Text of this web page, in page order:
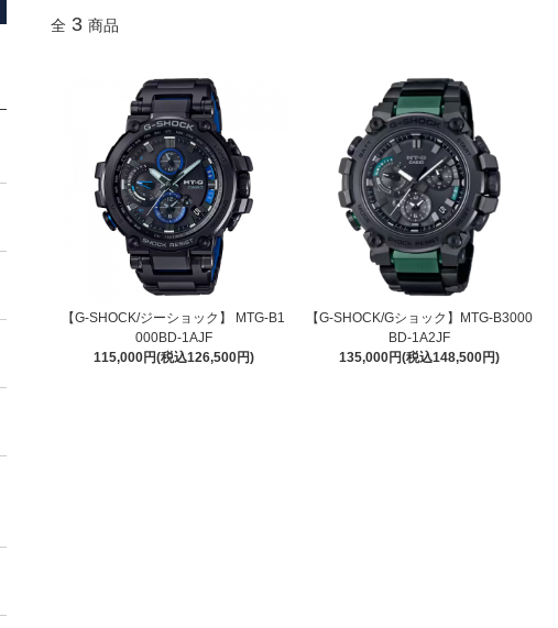
全 3 商品
【G-SHOCK/ジーショック】 MTG-B1
000BD-1AJF
115,000円(税込126,500円)
【G-SHOCK/Gショック】MTG-B3000
BD-1A2JF
135,000円(税込148,500円)